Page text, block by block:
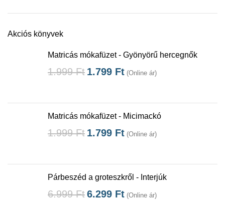
Akciós könyvek
Matricás mókafüzet - Gyönyörű hercegnők
1.999Ft 1.799 Ft (Online ár)
Matricás mókafüzet - Micimackó
1.999Ft 1.799 Ft (Online ár)
Párbeszéd a groteszkről - Interjúk
6.999Ft6.299 Ft (Online ár)